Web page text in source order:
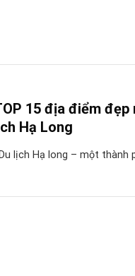
15 địa điểm đẹp
Hạ Long
lịch Hạ long – một thành